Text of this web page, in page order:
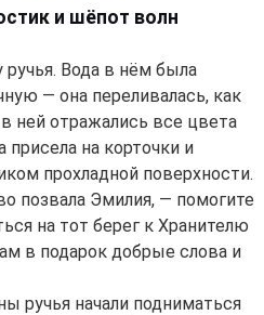
и шёпот волн
Вода в нём была
— она переливалась, как
ней отражались все цвета
на корточки и
прохладной поверхности.
позвала Эмилия, — помогите
на тот берег к Хранителю
в подарок добрые слова и
ручья начали подниматься